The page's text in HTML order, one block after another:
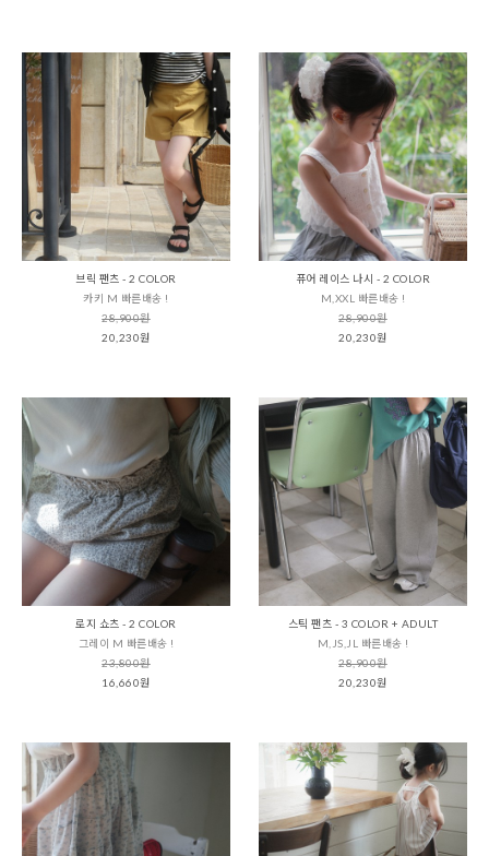
브릭 팬츠 - 2 COLOR
카키 M 빠른배송 !
28,900원
20,230원
퓨어 레이스 나시 - 2 COLOR
M,XXL 빠른배송 !
28,900원
20,230원
로지 쇼츠 - 2 COLOR
그레이 M 빠른배송 !
23,800원
16,660원
스틱 팬츠 - 3 COLOR + ADULT
M,JS,JL 빠른배송 !
28,900원
20,230원